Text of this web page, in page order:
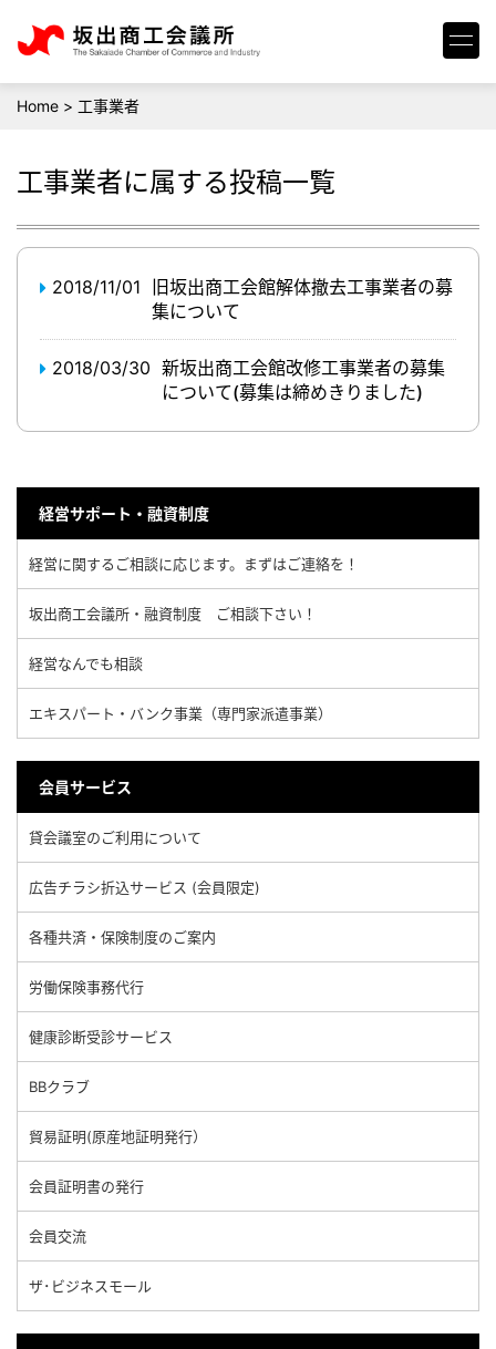
Home > 工事業者
工事業者に属する投稿一覧
2018/11/01
旧坂出商工会館解体撤去工事業者の募
集について
2018/03/30 新坂出商工会館改修工事業者の募集
について(募集は締めきりました)
経営サポート・融資制度
経営に関するご相談に応じます。まずはご連絡を！
坂出商工会議所・融資制度 ご相談下さい！
経営なんでも相談
エキスパート・バンク事業（専門家派遣事業）
会員サービス
貸会議室のご利用について
広告チラシ折込サービス (会員限定)
各種共済・保険制度のご案内
労働保険事務代行
健康診断受診サービス
BBクラブ
貿易証明(原産地証明発行）
会員証明書の発行
会員交流
ザ･ビジネスモール